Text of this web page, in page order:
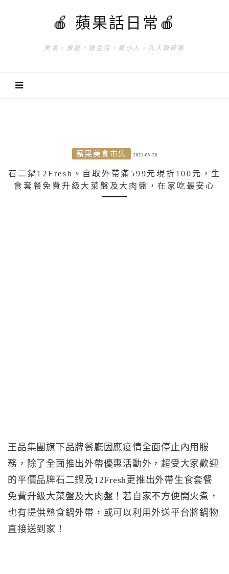
🍎 蘋果話日常🍎
美食。旅遊。過生活。養小人。凡人瑣碎事
蘋果美食市集 2021-05-28
石二鍋12Fresh。自取外帶滿599元現折100元，生
食套餐免費升級大菜盤及大肉盤，在家吃最安心
王品集團旗下品牌餐廳因應疫情全面停止內用服
務，除了全面推出外帶優惠活動外，超受大家歡迎
的平價品牌石二鍋及12Fresh更推出外帶生食套餐
免費升級大菜盤及大肉盤！若自家不方便開火煮，
也有提供熟食鍋外帶，或可以利用外送平台將鍋物
直接送到家！